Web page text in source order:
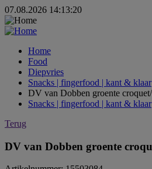
07.08.2026 14:13:20
Home
Food
Diepvries
Snacks | fingerfood | kant & klaar
DV van Dobben groente
Snacks | fingerfood | kant & klaar
Terug
DV van Dobben groente